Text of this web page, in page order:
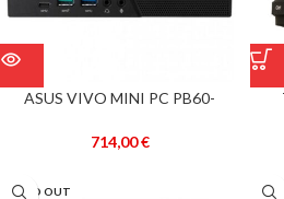
ASUS VIVO MINI PC PB60-
256G SATA
714,00€
SOLD OUT